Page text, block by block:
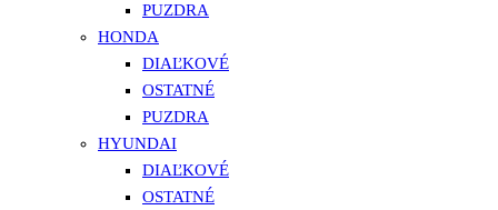
PUZDRA
HONDA
DIAĽKOVÉ
OSTATNÉ
PUZDRA
HYUNDAI
DIAĽKOVÉ
OSTATNÉ